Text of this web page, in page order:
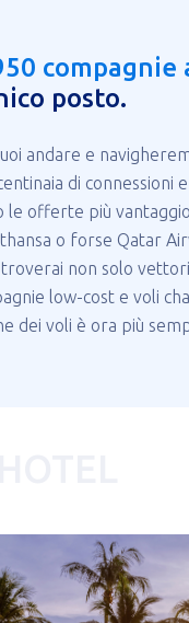
compagnie
posto.
andare e
di connessioni e
le offerte più
o forse Qatar
non solo
low-cost e voli
dei voli è ora più